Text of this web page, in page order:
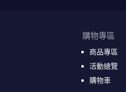
購物專區
商品專區
活動總覽
購物車